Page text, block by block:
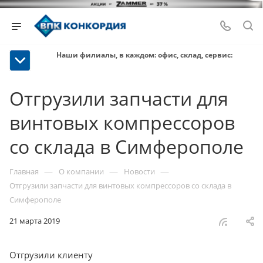
Наши филиалы, в каждом: офис, склад, сервис:
Отгрузили запчасти для
винтовых компрессоров
со склада в Симферополе
Главная — О компании — Новости —
Отгрузили запчасти для винтовых компрессоров со склада в
Симферополе
21 марта 2019
Отгрузили клиенту